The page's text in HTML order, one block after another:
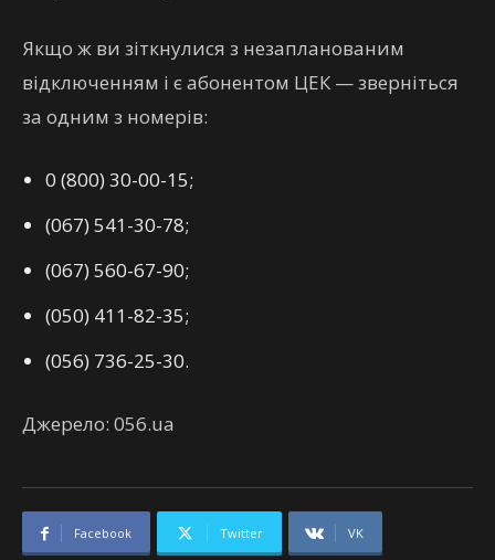
Якщо ж ви зіткнулися з незапланованим
відключенням і є абонентом ЦЕК — зверніться
за одним з номерів:
0 (800) 30-00-15;
(067) 541-30-78;
(067) 560-67-90;
(050) 411-82-35;
(056) 736-25-30.
Джерело: 056.ua
Facebook Twitter VK